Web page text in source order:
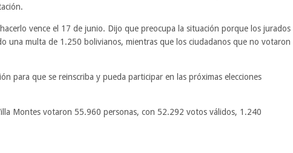
vence el 17 de junio. Dijo que preocupa la situación porque los jurados
una multa de 1.250 bolivianos, mientras que los ciudadanos que no votaron
para que se reinscriba y pueda participar en las próximas elecciones
Montes votaron 55.960 personas, con 52.292 votos válidos, 1.240